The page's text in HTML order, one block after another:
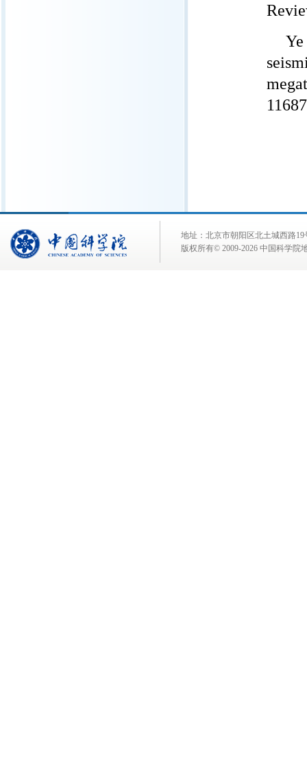
地址：北京市朝阳区北土城西路
版权所有© 2009-2026 中国科学院